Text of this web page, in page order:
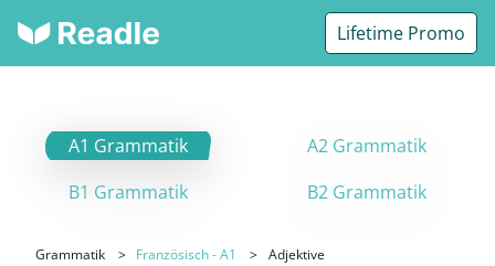
Lifetime Promo
A1 Grammatik
A2 Grammatik
B1 Grammatik
B2 Grammatik
Grammatik Französisch - A1 Adjektive